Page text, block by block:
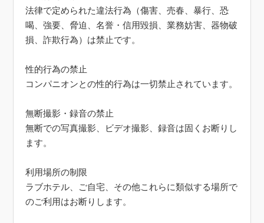
法律で定められた違法行為（傷害、売春、暴行、恐
喝、強要、脅迫、名誉・信用毀損、業務妨害、器物破
損、詐欺行為）は禁止です。
性的行為の禁止
コンパニオンとの性的行為は一切禁止されています。
無断撮影・録音の禁止
無断での写真撮影、ビデオ撮影、録音は固くお断りし
ます。
利用場所の制限
ラブホテル、ご自宅、その他これらに類似する場所で
のご利用はお断りします。